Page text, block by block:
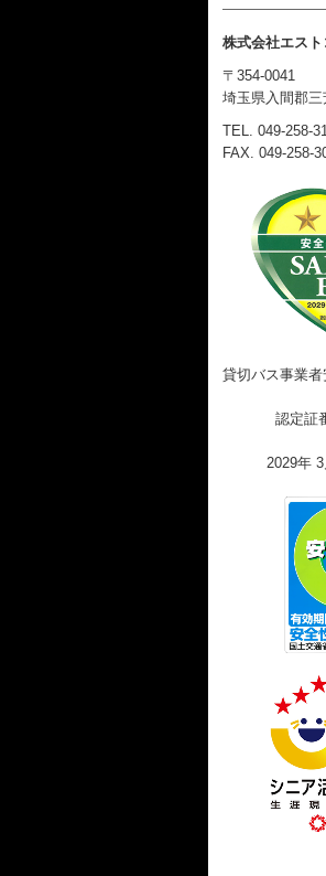
株式会社エス
〒354-0041
埼玉県入間郡
TEL. 049-258-
FAX. 049-258-
貸切バス事業
認定証
2029年